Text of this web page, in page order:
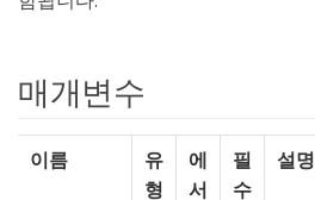
매개변수
이름
유
형
에
서
필
수
설명